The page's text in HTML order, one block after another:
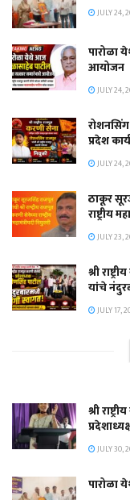
JULY 24,
पारोळा
आयोजन
JULY 24,
रोशनसिंग
प्रदेश
JULY 24,
ठाकूर
राष्ट्रीय
JULY 23,
श्री
यांचे
JULY 17,
श्री
JULY 30,
पारोळा